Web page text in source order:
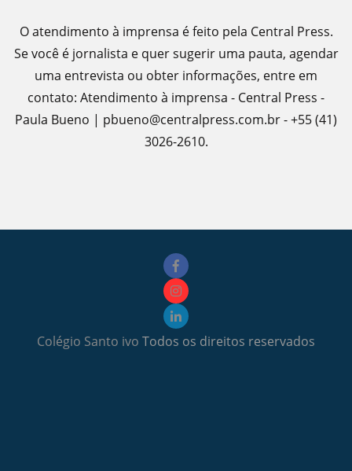
O atendimento à imprensa é feito pela Central Press.
Se você é jornalista e quer sugerir uma pauta, agendar
uma entrevista ou obter informações, entre em
contato: Atendimento à imprensa - Central Press -
Paula Bueno | pbueno@centralpress.com.br - +55 (41)
3026-2610.
Colégio Santo ivo Todos os direitos reservados